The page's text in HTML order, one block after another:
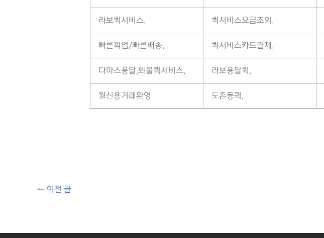
라보퀵서비스, 퀵서비스요금조회,
빠른픽업/빠른배송, 퀵서비스카드결제,
다마스용달,화물퀵서비스, 라보용달퀵,
월신용거래환영 도촌동퀵,
← 이전 글